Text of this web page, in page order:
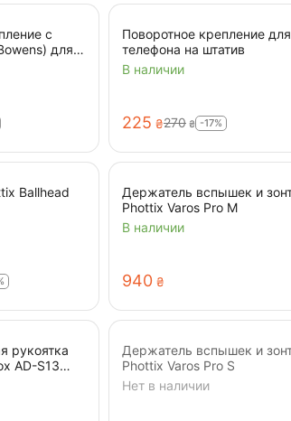
с
для
Поворотное крепление для
телефона на штатив
В наличии
‍225‍ ₴‍270‍ ₴ -17%
Ballhead
Держатель вспышек и
Phottix Varos Pro M
В наличии
‍940‍ ₴
рукоятка
AD-S13
Держатель вспышек и
Phottix Varos Pro S
Нет в наличии